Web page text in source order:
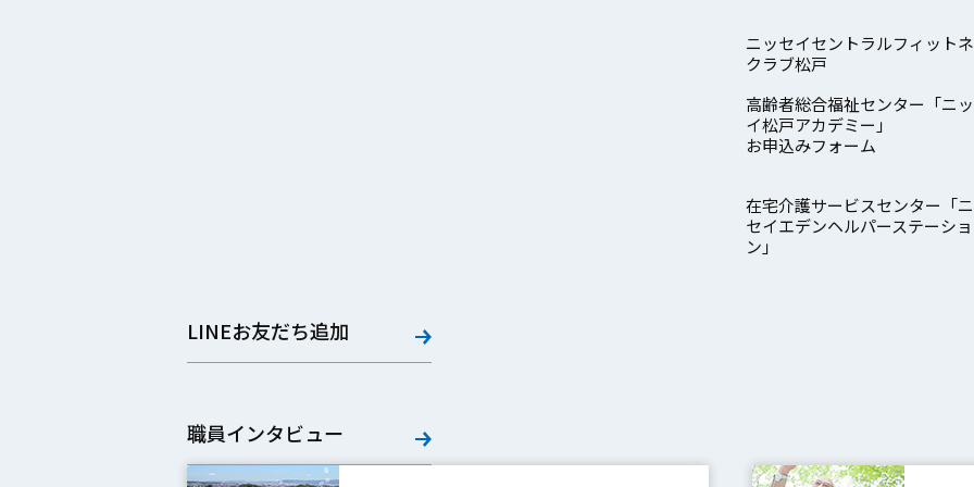
ニッセイセントラルフィット
クラブ松戸
高齢者総合福祉センター「ニ
イ松戸アカデミー」
お申込みフォーム
在宅介護サービスセンター「
セイエデンヘルパーステーショ
ン」
LINEお友だち追加
職員インタビュー